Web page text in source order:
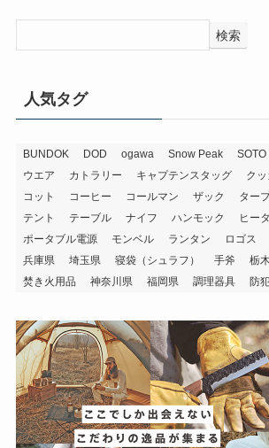
検索
人気タグ
BUNDOK DOD ogawa Snow Peak SOTO
ウエア
カトラリー キャプテンスタッグ ク
コット
コーヒー コールマン ザック ター
テント
テーブル ナイフ ハンモック ヒー
ポータブル電源
モンベル ランタン ロゴス
兵庫県
埼玉県 寝袋（シュラフ） 手斧
栃
焚き火用品
神奈川県 福岡県 調理器具 防